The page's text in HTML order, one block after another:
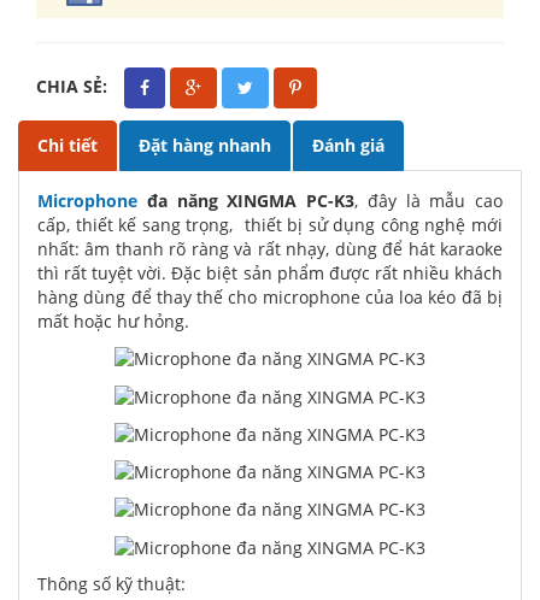
CHIA SẺ:
Chi tiết Đặt hàng nhanh Đánh giá
Microphone đa năng XINGMA PC-K3, đây là mẫu cao
cấp, thiết kế sang trọng, thiết bị sử dụng công nghệ mới
nhất: âm thanh rõ ràng và rất nhạy, dùng để hát karaoke
thì rất tuyệt vời. Đặc biệt sản phẩm được rất nhiều khách
hàng dùng để thay thế cho microphone của loa kéo đã bị
mất hoặc hư hỏng.
Thông số kỹ thuật: